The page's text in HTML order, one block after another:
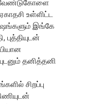
வேண்டுகோளை
உள்ளிட்ட
இங்கே
புத்தியுடன்
தனித்தனி
சிறப்பு